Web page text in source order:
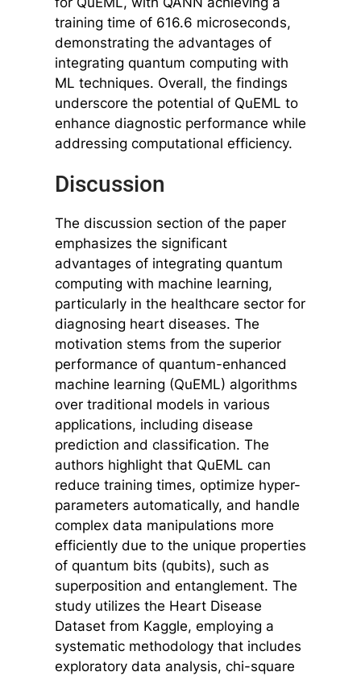
training time of 616.6 microseconds,
demonstrating the advantages of
integrating quantum computing with
ML techniques. Overall, the findings
underscore the potential of QuEML to
enhance diagnostic performance while
addressing computational efficiency.
Discussion
The discussion section of the paper
emphasizes the significant
advantages of integrating quantum
computing with machine learning,
particularly in the healthcare sector for
diagnosing heart diseases. The
motivation stems from the superior
performance of quantum-enhanced
machine learning (QuEML) algorithms
over traditional models in various
applications, including disease
prediction and classification. The
authors highlight that QuEML can
reduce training times, optimize hyper-
parameters automatically, and handle
complex data manipulations more
efficiently due to the unique properties
of quantum bits (qubits), such as
superposition and entanglement. The
study utilizes the Heart Disease
Dataset from Kaggle, employing a
systematic methodology that includes
exploratory data analysis, chi-square